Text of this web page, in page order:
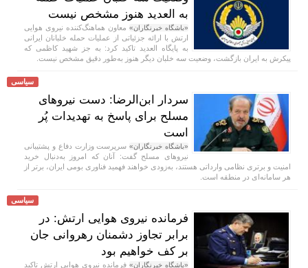
به العدید هنوز مشخص نیست
«باشگاه خبرنگاران» معاون هماهنگ‌کننده نیروی هوایی
ارتش با ارائه جزئیاتی از عملیات حمله خلبانان ایرانی
به پایگاه العدید تاکید کرد: به جز شهید کاظمی که
پیکرش به ایران بازگشت، وضعیت سه خلبان دیگر هنوز به‌طور دقیق مشخص نیست.
سیاسی
سردار ابن‌الرضا: دست نیرو‌های
مسلح برای پاسخ به تهدیدات پُر
است
«باشگاه خبرنگاران»سرپرست وزارت دفاع و پشتیبانی
نیرو‌های مسلح گفت: آنان که امروز به‌دنبال خرید
امنیت و برتری نظامی وارداتی هستند، به‌زودی خواهند فهمید فناوری بومی ایران، برتر از
هر سامانه‌ای در منطقه است.
سیاسی
فرمانده نیروی هوایی ارتش: در
برابر تجاوز دشمنان رهروانی جان
بر کف خواهیم بود
«باشگاه خبرنگاران» فرمانده نیروی هوایی ارتش تاکید